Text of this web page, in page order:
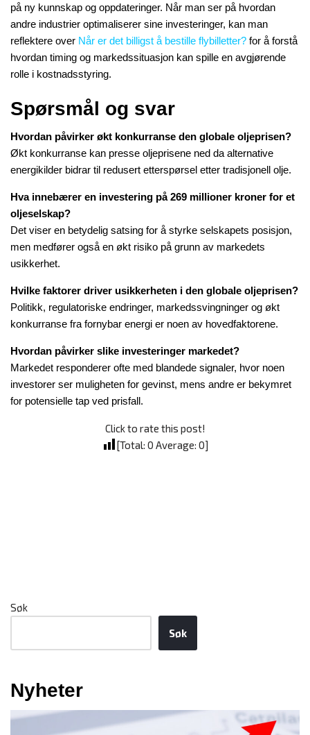
på ny kunnskap og oppdateringer. Når man ser på hvordan
andre industrier optimaliserer sine investeringer, kan man
reflektere over Når er det billigst å bestille flybilletter? for å forstå
hvordan timing og markedssituasjon kan spille en avgjørende
rolle i kostnadsstyring.
Spørsmål og svar
Hvordan påvirker økt konkurranse den globale oljeprisen?
Økt konkurranse kan presse oljeprisene ned da alternative
energikilder bidrar til redusert etterspørsel etter tradisjonell olje.
Hva innebærer en investering på 269 millioner kroner for et
oljeselskap?
Det viser en betydelig satsing for å styrke selskapets posisjon,
men medfører også en økt risiko på grunn av markedets
usikkerhet.
Hvilke faktorer driver usikkerheten i den globale oljeprisen?
Politikk, regulatoriske endringer, markedssvingninger og økt
konkurranse fra fornybar energi er noen av hovedfaktorene.
Hvordan påvirker slike investeringer markedet?
Markedet responderer ofte med blandede signaler, hvor noen
investorer ser muligheten for gevinst, mens andre er bekymret
for potensielle tap ved prisfall.
Click to rate this post!
[Total: 0 Average: 0]
Søk
Søk
Nyheter